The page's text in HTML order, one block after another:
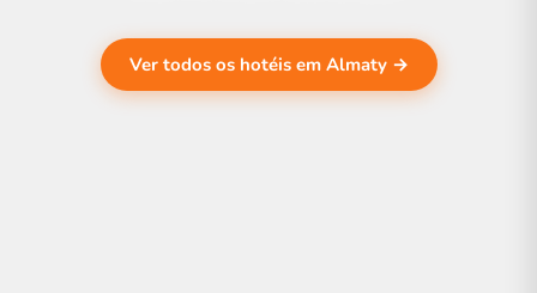
Ver todos os hotéis em Almaty →